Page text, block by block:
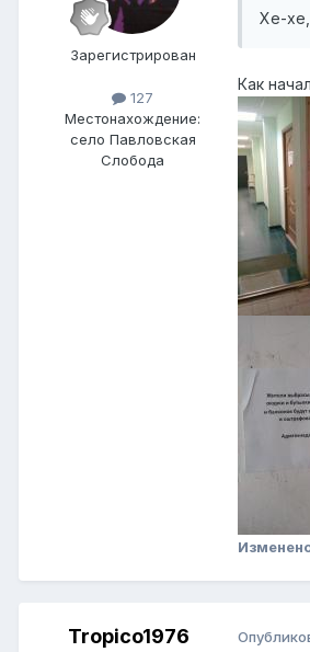
Зарегистрирован
127
Местонахождение:
село Павловская
Слобода
Хе-
Как
Tropico1976